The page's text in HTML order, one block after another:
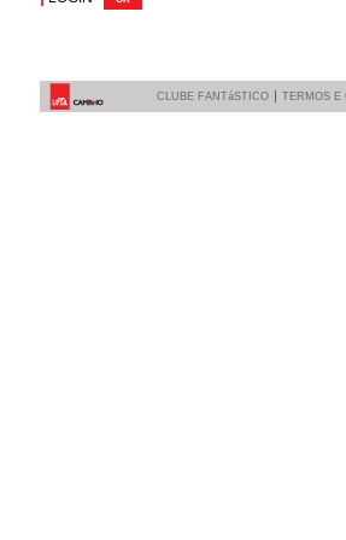
CLUBE FANTáSTICO TERMOS E